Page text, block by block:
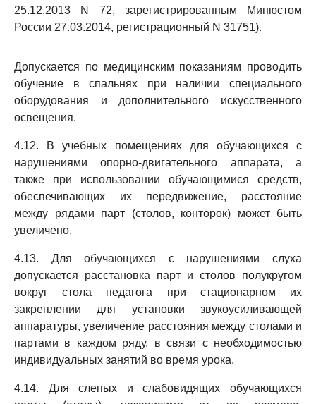
25.12.2013 N 72, зарегистрированным Минюстом
России 27.03.2014, регистрационный N 31751).
Допускается по медицинским показаниям проводить
обучение в спальнях при наличии специального
оборудования и дополнительного искусственного
освещения.
4.12. В учебных помещениях для обучающихся с
нарушениями опорно-двигательного аппарата, а
также при использовании обучающимися средств,
обеспечивающих их передвижение, расстояние
между рядами парт (столов, конторок) может быть
увеличено.
4.13. Для обучающихся с нарушениями слуха
допускается расстановка парт и столов полукругом
вокруг стола педагога при стационарном их
закреплении для установки звукоусиливающей
аппаратуры, увеличение расстояния между столами и
партами в каждом ряду, в связи с необходимостью
индивидуальных занятий во время урока.
4.14. Для слепых и слабовидящих обучающихся